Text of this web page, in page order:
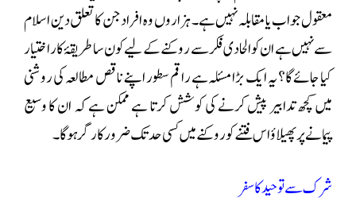
معقول جواب یا مقابلہ نہیں ہے۔ ہزاروں وہ افراد جن کا تعلق دین اسلام
سے نہیں ہے ان کو الحادی فکر سے روکنے کے لیے کون سا طریقۂ کار اختیار
کیا جائے گا؟ یہ ایک بڑا مسئلہ ہے راقم سطور اپنے ناقص مطالعہ کی روشنی
میں کچھ تدابیر پیش کرنے کی کوشش کرتا ہے ممکن ہے کہ ان کا وسیع
پیمانے پر پھیلاؤ اس فتنے کو روکنے میں کسی حد تک ضرور کارگر ہوگا۔
شرک سے توحید کا سفر